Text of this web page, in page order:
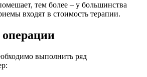
тем более – у большинства
входят в стоимость терапии.
выполнить ряд